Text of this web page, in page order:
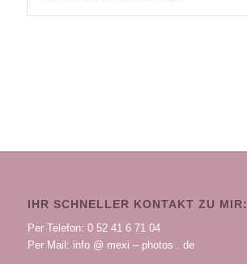
IHR SCHNELLER KONTAKT ZU MIR:
Per Telefon: 0 52 41 6 71 04
Per Mail: info @ mexi – photos . de